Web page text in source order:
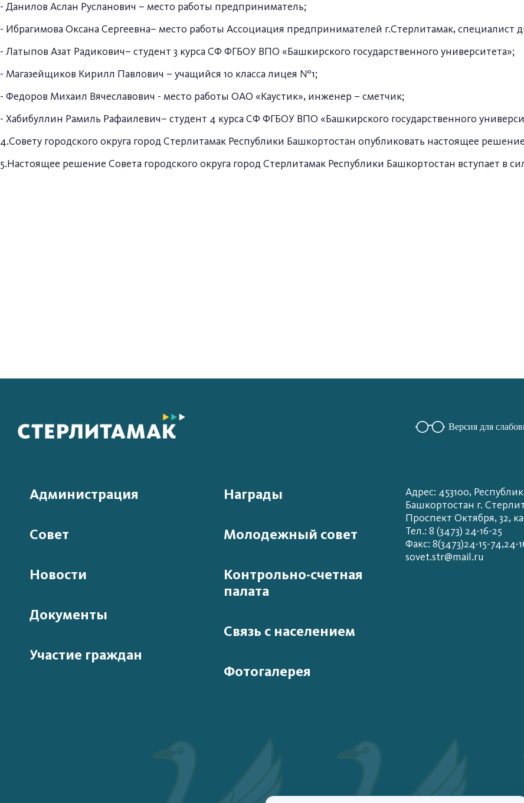
- Данилов Аслан Русланович – место работы предприниматель;
- Ибрагимова Оксана Сергеевна– место работы Ассоциация предпринимателей г.Стерлитамак, специалист
- Латыпов Азат Радикович– студент 3 курса СФ ФГБОУ ВПО «Башкирского государственного университета»;
- Магазейщиков Кирилл Павлович – учащийся 10 класса лицея №1;
- Федоров Михаил Вячеславович - место работы ОАО «Каустик», инженер – сметчик;
- Хабибуллин Рамиль Рафаилевич– студент 4 курса СФ ФГБОУ ВПО «Башкирского государственного
4.Совету городского округа город Стерлитамак Республики Башкортостан опубликовать настоящее
5.Настоящее решение Совета городского округа город Стерлитамак Республики Башкортостан вступает в
Версия для
Администрация
Совет
Новости
Документы
Участие граждан
Награды
Молодежный совет
Контрольно-счетная
палата
Связь с населением
Фотогалерея
Адрес: 453100,
Башкортостан г.
Проспект Октября, 32,
Тел.: 8 (3473) 24-16-25
Факс: 8(3473)24-15-74,24-
sovet.str@mail.ru